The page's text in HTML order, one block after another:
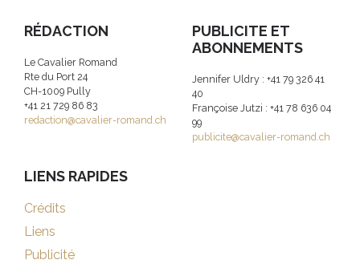
RÉDACTION
Le Cavalier Romand
Rte du Port 24
CH-1009 Pully
+41 21 729 86 83
redaction@cavalier-romand.ch
PUBLICITE ET
ABONNEMENTS
Jennifer Uldry : +41 79 326 41
40
Françoise Jutzi : +41 78 636 04
99
publicite@cavalier-romand.ch
LIENS RAPIDES
Crédits
Liens
Publicité